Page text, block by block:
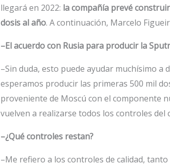
llegará en 2022: la compañía prevé
dosis al año. A continuación, Marcelo
–El acuerdo con Rusia para producir la
–Sin duda, esto puede ayudar muchísimo a
esperamos producir las primeras 500 mil
proveniente de Moscú con el componente
vuelven a realizarse todos los controles del
–¿Qué controles restan?
–Me refiero a los controles de calidad,